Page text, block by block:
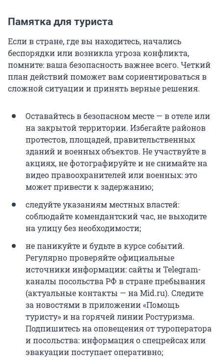
Памятка для туриста
Если в стране, где вы находитесь, начались
беспорядки или возникла угроза конфликта,
помните: ваша безопасность важнее всего. Четкий
план действий поможет вам сориентироваться в
сложной ситуации и принять верные решения.
Оставайтесь в безопасном месте — в отеле или
на закрытой территории. Избегайте районов
протестов, площадей, правительственных
зданий и военных объектов. Не участвуйте в
акциях, не фотографируйте и не снимайте на
видео правоохранителей или военных: это
может привести к задержанию;
следуйте указаниям местных властей:
соблюдайте комендантский час, не выходите
на улицу без необходимости;
не паникуйте и будьте в курсе событий.
Регулярно проверяйте официальные
источники информации: сайты и Telegram-
каналы посольства РФ в стране пребывания
(актуальные контакты — на Mid.ru). Следите
за новостями в приложении «Помощь
туристу» и на горячей линии Ростуризма.
Подпишитесь на оповещения от туроператора
и посольства: информация о спецрейсах или
эвакуации поступает оперативно;